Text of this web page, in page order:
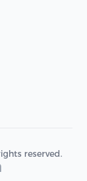
reserved.